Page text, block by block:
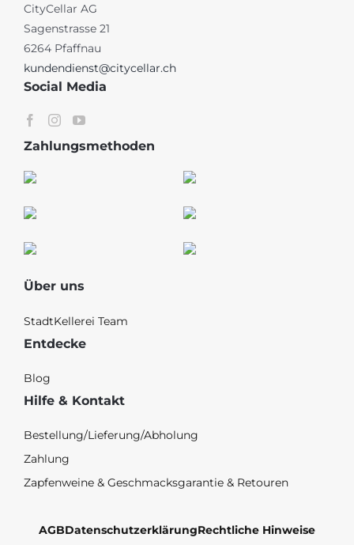
CityCellar AG
Sagenstrasse 21
6264 Pfaffnau
kundendienst@citycellar.ch
Social Media
Zahlungsmethoden
Über uns
StadtKellerei Team
Entdecke
Blog
Hilfe & Kontakt
Bestellung/Lieferung/Abholung
Zahlung
Zapfenweine & Geschmacksgarantie & Retouren
AGBDatenschutzerklärungRechtliche Hinweise